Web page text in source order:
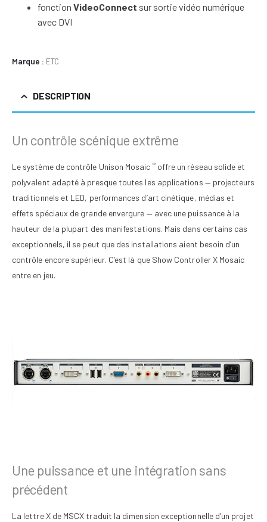
fonction VideoConnect sur sortie vidéo numérique
avec DVI
Marque : ETC
DESCRIPTION
Un contrôle scénique extrême
Le système de contrôle Unison Mosaic ®offre un réseau solide et
polyvalent adapté à presque toutes les applications — projecteurs
traditionnels et LED, performances d’art cinétique, médias et
effets spéciaux de grande envergure — avec une puissance à la
hauteur de la plupart des manifestations. Mais dans certains cas
exceptionnels, il se peut que des installations aient besoin d’un
contrôle encore supérieur. C’est là que Show Controller X Mosaic
entre en jeu.
Une puissance et une intégration sans
précédent
La lettre X de MSCX traduit la dimension exceptionnelle d’un projet